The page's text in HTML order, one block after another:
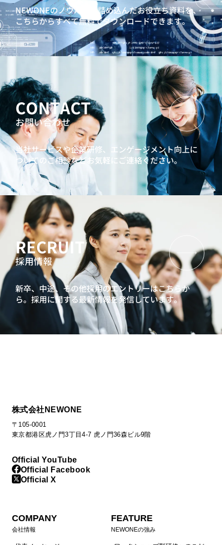
NEWONEのノウハウを詰め込んだお役立ち資料を、
こちらからすべて無料でダウンロードできます。
CONTACT
お問い合わせ
当社サービスや企業研修、エンゲージメント向上に
ついてのご相談などお気軽にご連絡ください。
RECRUIT
採用情報
新卒、中途、その他採用のエントリーはこちらか
ら。採用に関する最新情報を発信しています。
株式会社NEWONE
〒105-0001
東京都港区虎ノ門3丁目4-7 虎ノ門36森ビル9階
Official YouTube
Official Facebook
Official X
COMPANY
会社情報
FEATURE
NEWONEの強み